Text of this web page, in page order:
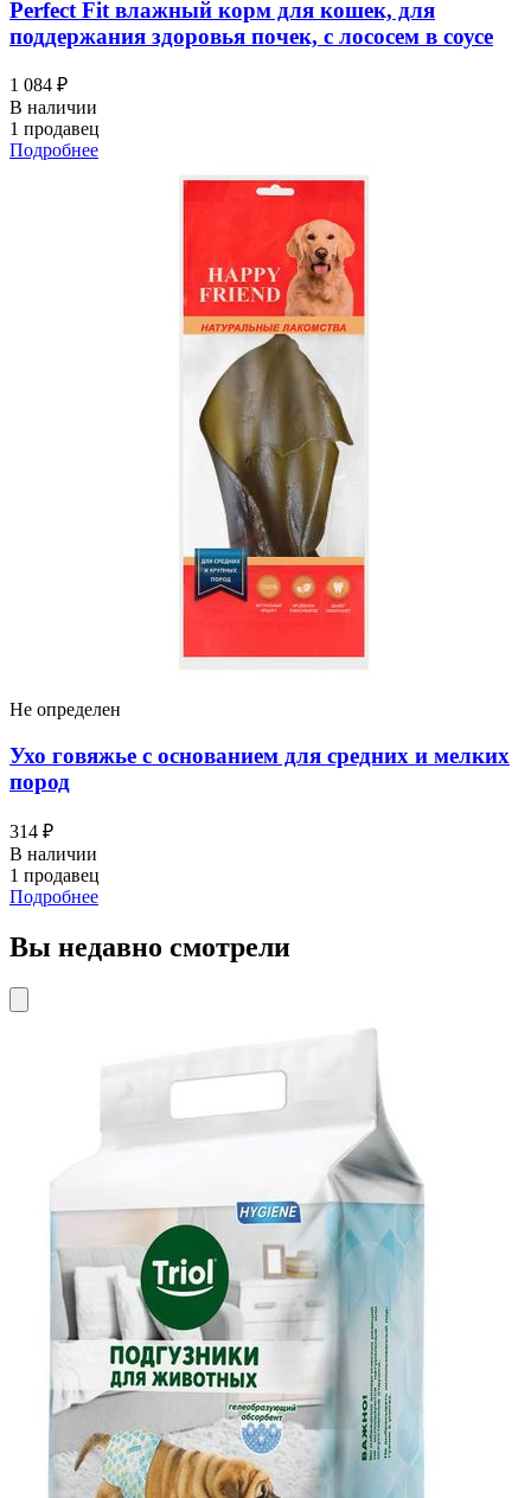
Perfect Fit влажный корм для кошек, для
поддержания здоровья почек, с лососем в соусе
1 084 ₽
В наличии
1 продавец
Подробнее
Не определен
Ухо говяжье с основанием для средних и мелких
пород
314 ₽
В наличии
1 продавец
Подробнее
Вы недавно смотрели